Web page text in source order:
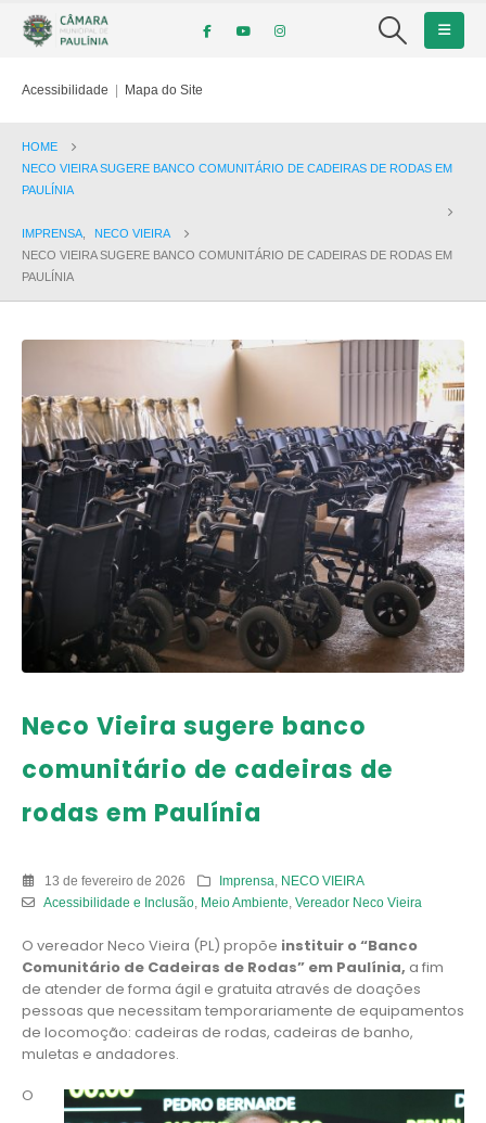
Acessibilidade | Mapa do Site
HOME
NECO VIEIRA SUGERE BANCO COMUNITÁRIO DE CADEIRAS DE RODAS EM
PAULÍNIA
IMPRENSA
NECO VIEIRA
NECO VIEIRA SUGERE BANCO COMUNITÁRIO DE CADEIRAS DE RODAS EM
PAULÍNIA
Neco Vieira sugere banco
comunitário de cadeiras de
rodas em Paulínia
13 de fevereiro de 2026 Imprensa
NECO VIEIRA
Acessibilidade e Inclusão, Meio Ambiente Vereador Neco Vieira
O vereador Neco Vieira (PL) propõe instituir o “Banco
Comunitário de Cadeiras de Rodas” em Paulínia, a fim
de atender de forma ágil e gratuita através de doações
pessoas que necessitam temporariamente de equipamentos
de locomoção: cadeiras de rodas, cadeiras de banho,
muletas e andadores.
O